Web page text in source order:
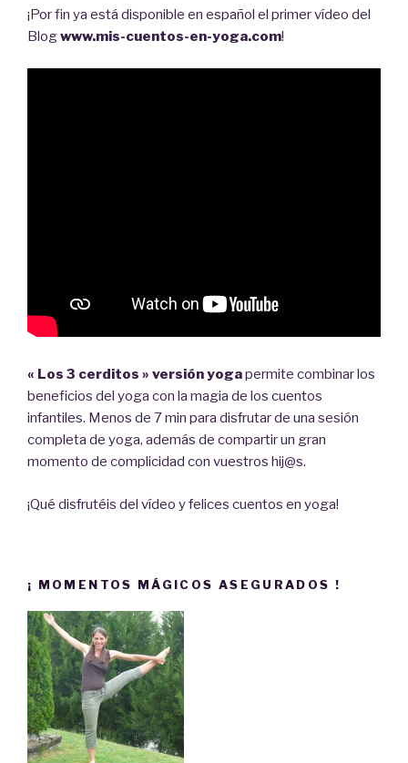
¡Por fin ya está disponible en español el primer vídeo del
Blogwww.mis-cuentos-en-yoga.com!
« Los 3 cerditos » versión yogapermite combinar los
beneficios del yoga con la magia de los cuentos
infantiles. Menos de 7 min para disfrutar de una sesión
completa de yoga, además de compartir un gran
momento de complicidad con vuestros hij@s.
¡Qué disfrutéis del vídeo y felices cuentos en yoga!
¡ MOMENTOS MÁGICOS ASEGURADOS !